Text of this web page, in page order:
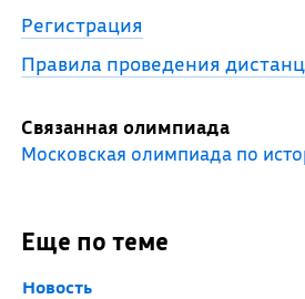
Регистрация
Правила проведения
Связанная олимпиада
Московская олимпиада по
Еще по теме
Новость